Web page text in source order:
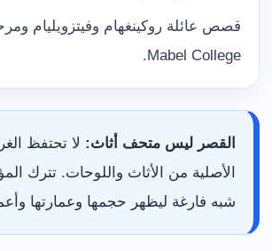
Mabel College.
القصر ليس متحف أثاث: لا تحتفظ
الأصلية من الأثاث واللوحات. تترك
شبه فارغة ليظهر حجمها وعمارتها